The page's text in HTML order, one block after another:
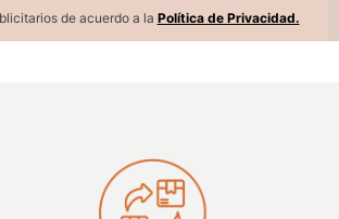
de acuerdo a la Política de Privacidad.